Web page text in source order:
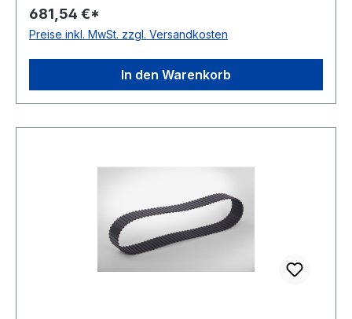
Material Neoprene Zugstrang Glasfaser Norm
DIN 5296 antistatisch ja
681,54 €*
Preise inkl. MwSt. zzgl. Versandkosten
In den Warenkorb